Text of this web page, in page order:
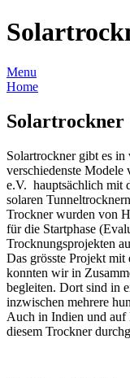
Menu
Home
Solartrockner
Solartrockner gibt es in
verschiedenste Modele
e.V. hauptsächlich mit
solaren
Trockner wurden von
für die Startphase
Trocknungsprojekten
Das grösste Projekt mit
konnten wir in
begleiten. Dort sind in
inzwischen mehrere
Auch in Indien und
diesem Trockner